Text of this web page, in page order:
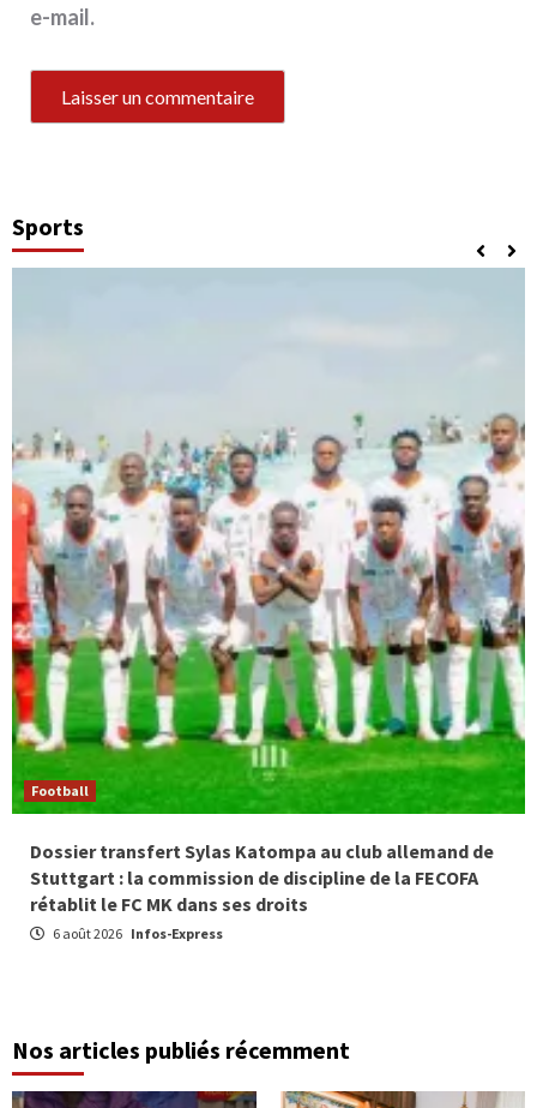
e-mail.
Sports
Football
Dossier transfert Sylas Katompa au club allemand de
Stuttgart : la commission de discipline de la FECOFA
rétablit le FC MK dans ses droits
6 août 2026 Infos-Express
Nos articles publiés récemment